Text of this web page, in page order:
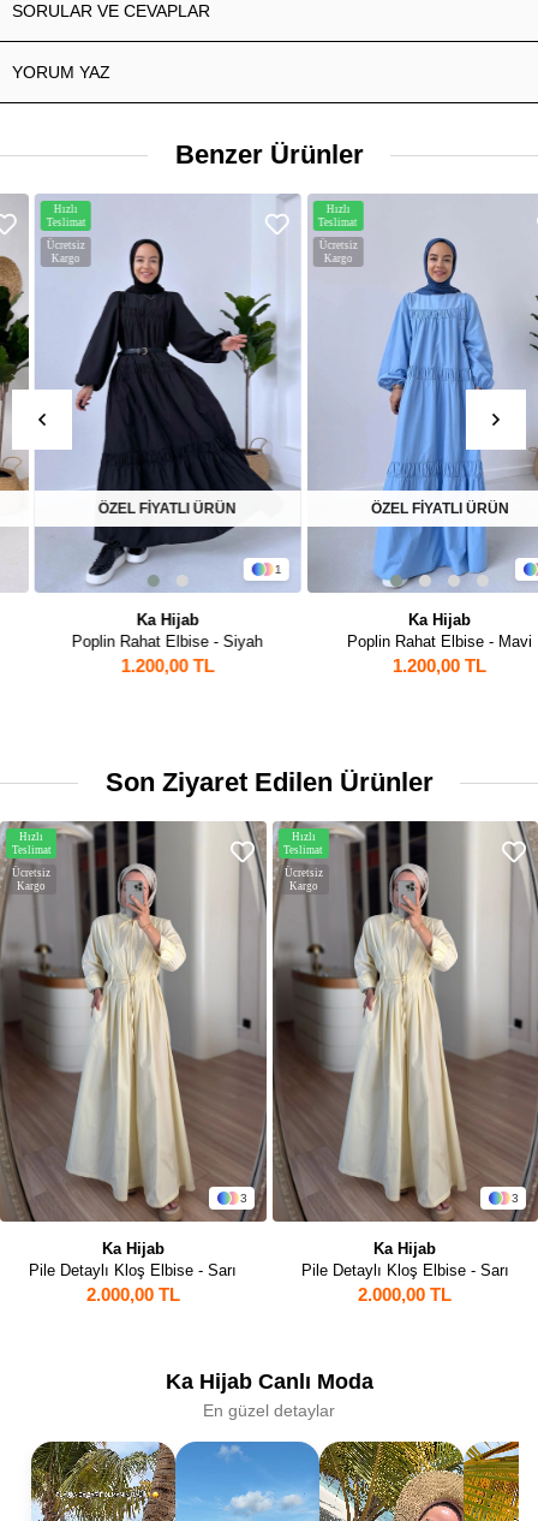
SORULAR VE CEVAPLAR
YORUM YAZ
Benzer Ürünler
Ka Hijab
Poplin Rahat Elbise - Siyah
1.200,00 TL
Ücretsiz
Teslimat
ÖZEL FİYATLI ÜRÜN
Ka Hijab
Poplin Rahat Elbise - Mavi
1.200,00 TL
Ücretsiz
Teslimat
ÖZEL FİYATLI ÜRÜN
Son Ziyaret Edilen Ürünler
3
Ka Hijab
Pile Detaylı Kloş Elbise - Sarı
2.000,00 TL
Ücretsiz
Kargo
Hızlı
Teslimat
3
Ka Hijab
Pile Detaylı Kloş Elbise - Sarı
2.000,00 TL
Ücretsiz
Kargo
Hızlı
Teslimat
Ka Hijab Canlı Moda
En güzel detaylar